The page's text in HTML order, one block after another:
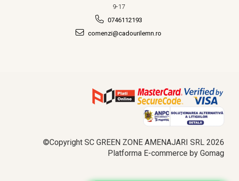
9-17
0746112193
comenzi@cadourilemn.ro
©Copyright SC GREEN ZONE AMENAJARI SRL 2026
Platforma E-commerce by Gomag